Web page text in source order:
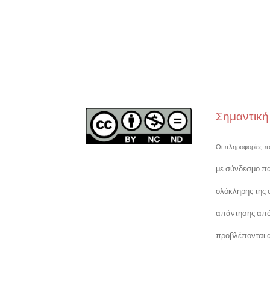
Οι πληροφορίες
με σύνδεσμο
ολόκληρης της
απάντησης από
προβλέπονται